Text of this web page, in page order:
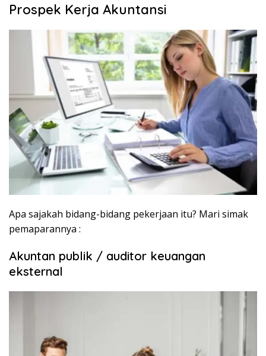
Prospek Kerja Akuntansi
Apa sajakah bidang-bidang pekerjaan itu? Mari simak
pemaparannya :
Akuntan publik / auditor keuangan
eksternal